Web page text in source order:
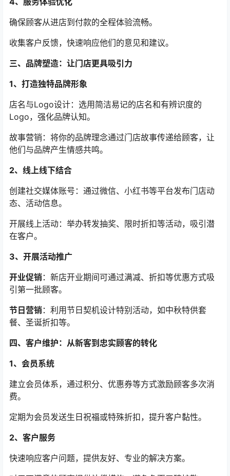
确保顾客从进店到付款的全程体验流畅。
收集客户反馈，快速响应他们的意见和建议。
三、品牌塑造：让门店更具吸引力
1、打造独特品牌形象
店名与Logo设计：选用简洁易记的店名和有辨识度的
Logo，强化品牌认知。
故事营销：将你的品牌理念通过门店故事传递给顾客，让
他们与品牌产生情感共鸣。
2、线上线下结合
创建社交媒体账号：通过微信、小红书等平台发布门店动
态、活动信息。
开展线上活动：举办转发抽奖、限时折扣等活动，吸引潜
在客户。
3、开展活动推广
开业促销：新店开业期间可通过满减、折扣等优惠方式吸
引第一批顾客。
节日营销：利用节日契机设计特别活动，如中秋特供套
餐、圣诞折扣等。
四、客户维护：从新客到忠实顾客的转化
1、会员系统
建立会员体系，通过积分、优惠券等方式激励顾客多次消
费。
定期为会员发送生日祝福或特殊折扣，提升客户黏性。
2、客户服务
快速响应客户问题，提供友好、专业的解决方案。